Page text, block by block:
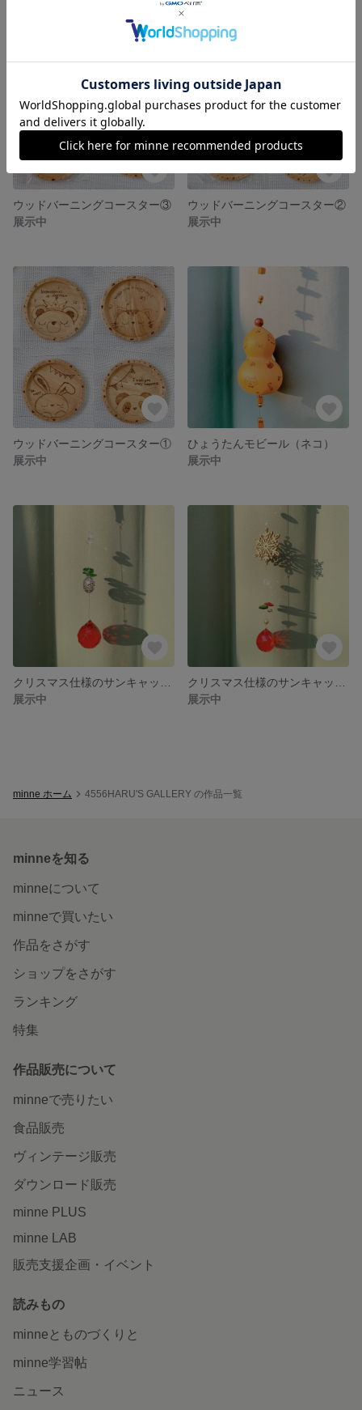
ウッドバーニングコースター③
展示中
ウッドバーニングコースター②
展示中
ウッドバーニングコースター①
展示中
ひょうたんモビール（ネコ）
展示中
展示中
展示中
minne ホーム 4556HARU'S GALLERY の作品一覧
minneを知る
minneについて
minneで買いたい
作品をさがす
ショップをさがす
ランキング
特集
作品販売について
minneで売りたい
食品販売
ヴィンテージ販売
ダウンロード販売
minne PLUS
minne LAB
販売支援企画・イベント
読みもの
minneとものづくりと
minne学習帖
ニュース